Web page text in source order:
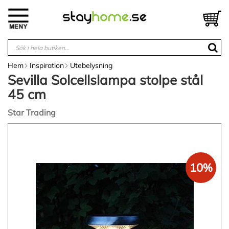
innehållet
Hem Inspiration Utebelysning
Sevilla Solcellslampa stolpe stål
45 cm
Star Trading
bildgalleriet
10%